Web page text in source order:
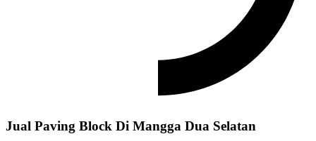
Jual Paving Block Di Mangga Dua Selatan